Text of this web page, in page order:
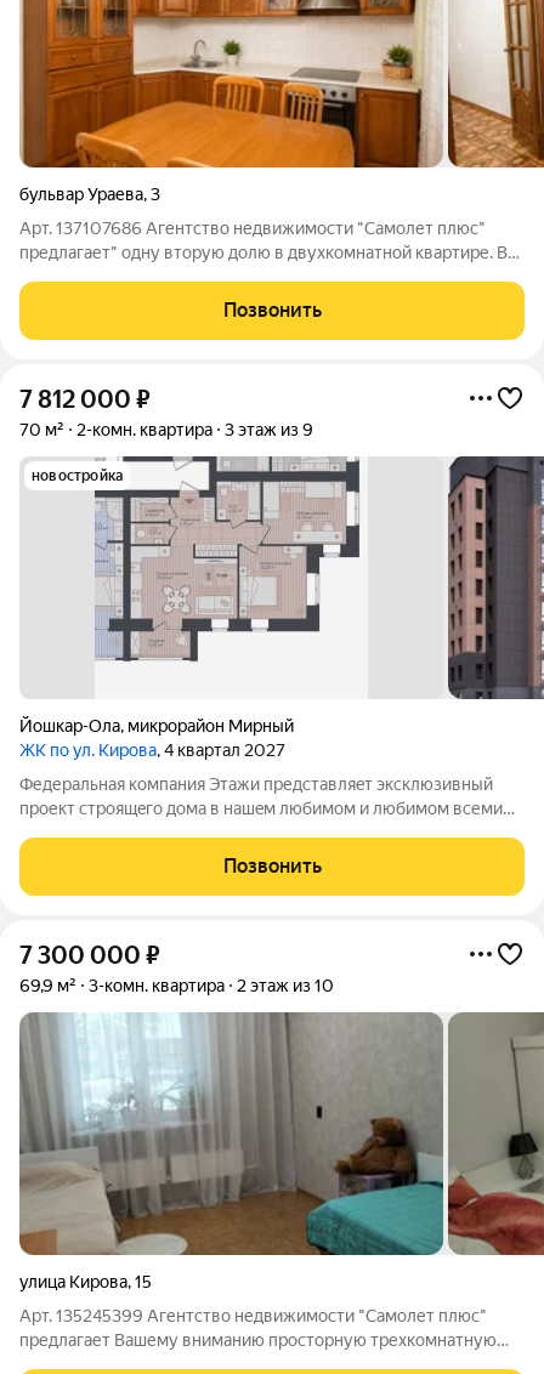
бульвар Ураева,3
Арт. 137107686 Агентство недвижимости "Самолет плюс"
предлагает" одну вторую долю в двухкомнатной квартире. В
общественный транспорт. Во дворе дома парковка, детская
площадка. По договоренности
Позвонить
7 812 000 ₽
70 м² 2-комн. квартира 3 этаж из 9
новостройка
Йошкар-Ола, микрорайон Мирный
ЖК по ул. Кирова, 4 квартал 2027
Федеpальнaя компания Этажи представляeт эксклюзивный
пpоект cтpoящeгo дoма в нaшeм любимoм и любимoм вcеми
пoдъeзда вceгo. 2. Дом пoлностью киpпичный . 3. Фaсад
двoйнoй. Kирпичнaя часть +
Позвонить
7 300 000 ₽
69,9 м² 3-комн. квартира 2 этаж из 10
улица Кирова,15
Арт. 135245399 Агентство недвижимости "Самолет плюс"
предлагает Вашему вниманию просторную трехкомнатную